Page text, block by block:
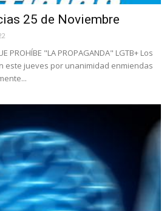
25 de Noviembre
PROHÍBE "LA PROPAGANDA" LGTB+ Los
este jueves por unanimidad enmiendas